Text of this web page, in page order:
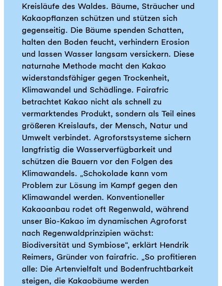
Kreisläufe des Waldes. Bäume, Sträucher und
Kakaopflanzen schützen und stützen sich
gegenseitig. Die Bäume spenden Schatten,
halten den Boden feucht, verhindern Erosion
und lassen Wasser langsam versickern. Diese
naturnahe Methode macht den Kakao
widerstandsfähiger gegen Trockenheit,
Klimawandel und Schädlinge. Fairafric
betrachtet Kakao nicht als schnell zu
vermarktendes Produkt, sondern als Teil eines
größeren Kreislaufs, der Mensch, Natur und
Umwelt verbindet. Agroforstsysteme sichern
langfristig die Wasserverfügbarkeit und
schützen die Bauern vor den Folgen des
Klimawandels. „Schokolade kann vom
Problem zur Lösung im Kampf gegen den
Klimawandel werden. Konventioneller
Kakaoanbau rodet oft Regenwald, während
unser Bio-Kakao im dynamischen Agroforst
nach Regenwaldprinzipien wächst:
Biodiversität und Symbiose“, erklärt Hendrik
Reimers, Gründer von fairafric. „So profitieren
alle: Die Artenvielfalt und Bodenfruchtbarkeit
steigen, die Kakaobäume werden